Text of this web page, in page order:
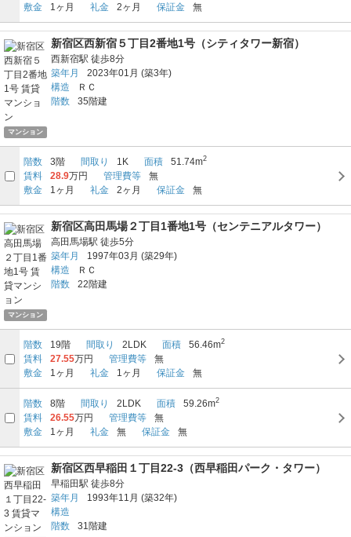
敷金
1ヶ月 礼金 2ヶ月 保証金 無
マンション
新宿区西新宿５丁目2番地1号（シティタワー新宿）
西新宿駅 徒歩8分
築年月
2023年01月 (築3年)
構造
ＲＣ
階数
35階建
階数 3階 間取り 1K 面積 51.74m2
賃料 28.9万円 管理費等
無
敷金
1ヶ月 礼金 2ヶ月 保証金 無
マンション
新宿区高田馬場２丁目1番地1号（センテニアルタワー）
高田馬場駅 徒歩5分
築年月
1997年03月 (築29年)
構造
ＲＣ
階数
22階建
階数 19階 間取り 2LDK 面積 56.46m2
賃料 27.55万円 管理費等
無
敷金
1ヶ月 礼金 1ヶ月 保証金 無
階数 8階 間取り 2LDK 面積 59.26m2
賃料 26.55万円 管理費等
無
敷金
1ヶ月 礼金 無 保証金 無
新宿区西早稲田１丁目22-3（西早稲田パーク・タワー）
早稲田駅 徒歩8分
築年月
1993年11月 (築32年)
構造
階数
31階建